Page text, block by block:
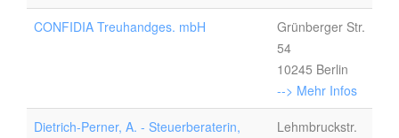
CONFIDIA Treuhandges. mbH
Grünberger Str.
54
10245 Berlin
--> Mehr Infos
Dietrich-Perner, A. - Steuerberaterin,
Lehmbruckstr.